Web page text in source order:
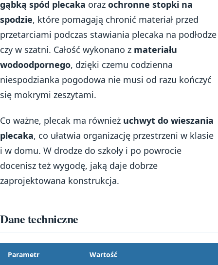
gąbką spód plecaka oraz ochronne stopki na
spodzie, które pomagają chronić materiał przed
przetarciami podczas stawiania plecaka na podłodze
czy w szatni. Całość wykonano z materiału
wodoodpornego, dzięki czemu codzienna
niespodzianka pogodowa nie musi od razu kończyć
się mokrymi zeszytami.
Co ważne, plecak ma również uchwyt do wieszania
plecaka, co ułatwia organizację przestrzeni w klasie
i w domu. W drodze do szkoły i po powrocie
docenisz też wygodę, jaką daje dobrze
zaprojektowana konstrukcja.
Dane techniczne
Parametr Wartość